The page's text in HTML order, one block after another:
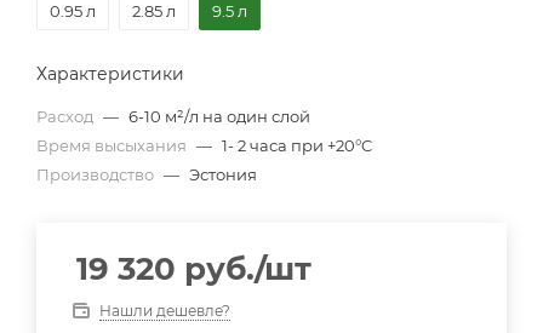
0.95 л
2.85 л 9.5 л
Характеристики
Расход — 6-10 м²/л на один слой
Время высыхания — 1- 2 часа при +20°C
Производство — Эстония
19 320 руб./шт
Нашли дешевле?